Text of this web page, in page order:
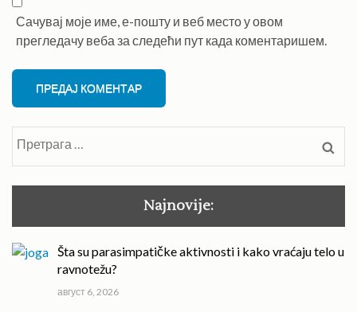
Сачувај моје име, е-пошту и веб место у овом
прегледачу веба за следећи пут када коментаришем.
Najnovije:
Šta su parasimpatičke aktivnosti i kako vraćaju telo u
ravnotežu?
август 6, 2026